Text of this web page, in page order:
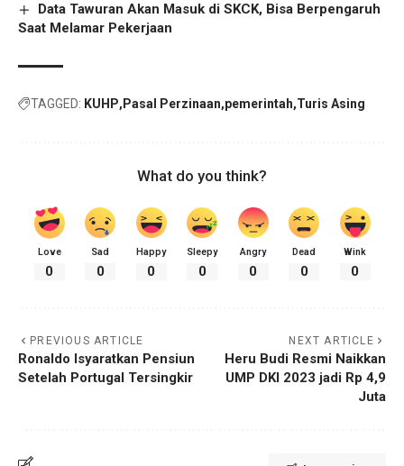
Data Tawuran Akan Masuk di SKCK, Bisa Berpengaruh
Saat Melamar Pekerjaan
TAGGED: KUHP Pasal Perzinaan pemerintah Turis Asing
What do you think?
Love
0
Sad
0
Happy
0
Sleepy
0
Angry
0
Dead
0
Wink
0
PREVIOUS ARTICLE
Ronaldo Isyaratkan Pensiun
Setelah Portugal Tersingkir
NEXT ARTICLE
Heru Budi Resmi Naikkan
UMP DKI 2023 jadi Rp 4,9
Juta